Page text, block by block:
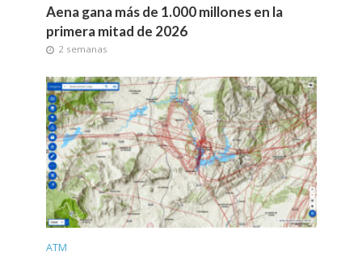
Aena gana más de 1.000 millones en la
primera mitad de 2026
2 semanas
ATM